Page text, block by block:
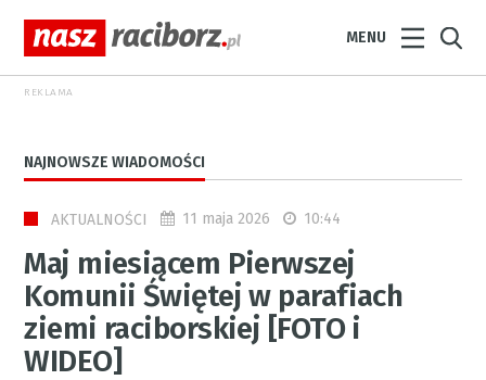
MENU
REKLAMA
NAJNOWSZE WIADOMOŚCI
AKTUALNOŚCI 11 maja 2026 10:44
Maj miesiącem Pierwszej
Komunii Świętej w parafiach
ziemi raciborskiej [FOTO i
WIDEO]